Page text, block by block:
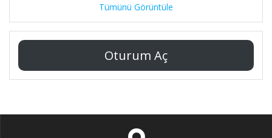
Tümünü Görüntüle
Oturum Aç